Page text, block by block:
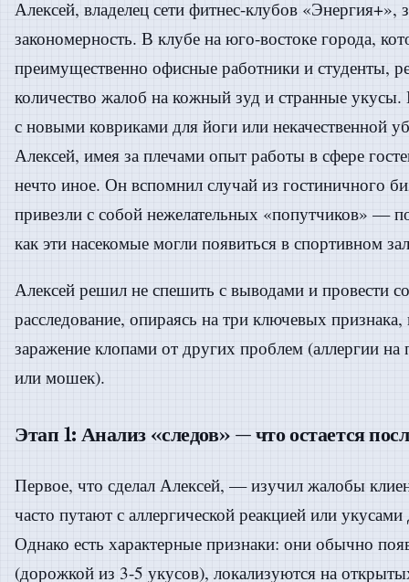
Алексей, владелец сети фитнес-клубов «Энергия+»,
закономерность. В клубе на юго-востоке города,
преимущественно офисные работники и студенты,
количество жалоб на кожный зуд и странные укусы.
с новыми ковриками для йоги или некачественной
Алексей, имея за плечами опыт работы в сфере
нечто иное. Он вспомнил случай из гостиничного
привезли с собой нежелательных «попутчиков» —
как эти насекомые могли появиться в спортивном
Алексей решил не спешить с выводами и провести
расследование, опираясь на три ключевых
заражение клопами от других проблем (аллергии
или мошек).
Этап 1: Анализ «следов» — что остается
Первое, что сделал Алексей, — изучил жалобы
часто путают с аллергической реакцией или
Однако есть характерные признаки: они обычно
(дорожкой из 3-5 укусов), локализуются на